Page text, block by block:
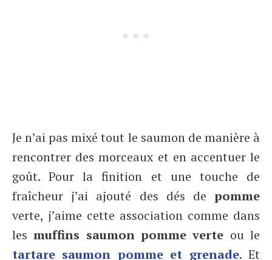
Je n’ai pas mixé tout le saumon de manière à
rencontrer des morceaux et en accentuer le
goût. Pour la finition et une touche de
fraîcheur j’ai ajouté des dés de pomme
verte, j’aime cette association comme dans
lesmuffins saumon pomme verte ou le
tartare saumon pomme et grenade. Et